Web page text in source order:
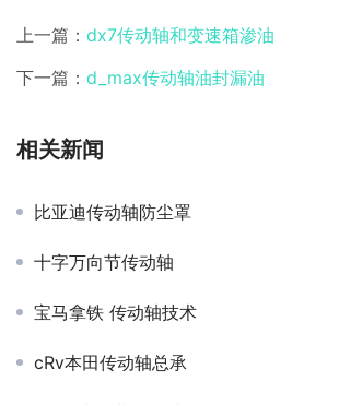
上一篇： dx7传动轴和变速箱渗油
下一篇： d_max传动轴油封漏油
相关新闻
比亚迪传动轴防尘罩
十字万向节传动轴
宝马拿铁 传动轴技术
cRv本田传动轴总承